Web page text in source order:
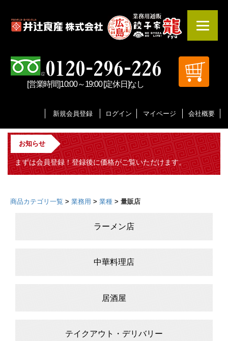
[営業時間]10:00～19:00 [定休日]なし
新規会員登録 ログイン マイページ 会社概要
お知らせ
まずは会員登録！登録後に価格がご覧いただけます。
商品カテゴリ一覧 > 業務用 > 業種 > 量販店
ラーメン店
中華料理店
居酒屋
テイクアウト・デリバリー